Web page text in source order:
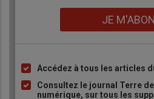
JE
Liste
à
Accédez à tous les articles
Consultez le journal Terre
numérique, sur tous les